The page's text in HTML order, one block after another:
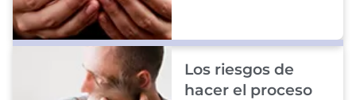
Los riesgos de
hacer el proceso